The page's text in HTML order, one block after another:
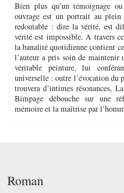
Bien plus qu’un témoignage
ouvrage est un portrait au plein
redoutable : dire la vérité, est
vérité est impossible. A travers
la banalité quotidienne contient
l’auteur a pris soin de maintenir
véritable peinture, lui
universelle : outre l’évocation du
trouvera d’intimes résonances,
Bimpage débouche sur une
mémoire et la maîtrise par
Roman